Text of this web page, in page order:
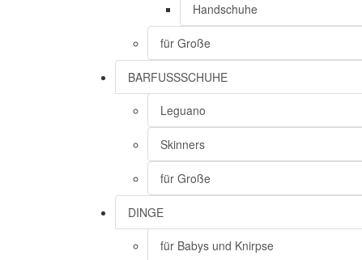
Handschuhe
für Große
BARFUSSSCHUHE
Leguano
Skinners
für Große
DINGE
für Babys und Knirpse